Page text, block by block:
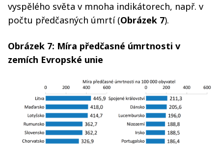
vyspělého světa v mnoha indikátorech, např. v
počtu předčasných úmrtí (Obrázek 7).
Obrázek 7: Míra předčasné úmrtnosti v
zemích Evropské unie